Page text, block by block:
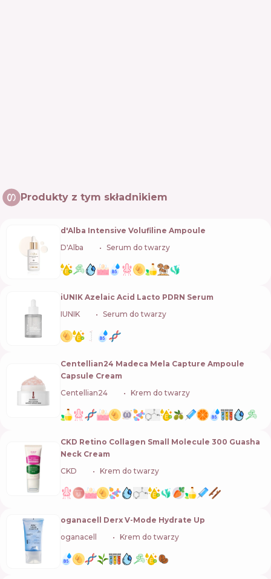
Produkty z tym składnikiem
d'Alba Intensive Volufiline Ampoule
D'Alba
Serum do twarzy
iUNIK Azelaic Acid Lacto PDRN Serum
IUNIK
Serum do twarzy
Centellian24 Madeca Mela Capture Ampoule
Capsule Cream
Centellian24
Krem do twarzy
CKD Retino Collagen Small Molecule 300 Guasha
Neck Cream
CKD
Krem do twarzy
oganacell Derx V-Mode Hydrate Up
oganacell
Krem do twarzy